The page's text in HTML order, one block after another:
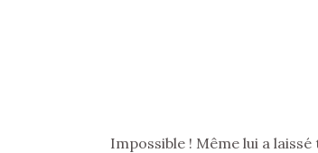
Impossible ! Même lui a